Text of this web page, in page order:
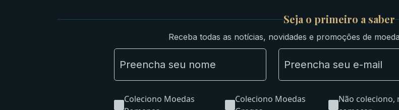
Seja o primeiro a saber
Receba todas as notícias, novidades e promoções de
Coleciono Moedas
Coleciono Moedas
Não coleciono,